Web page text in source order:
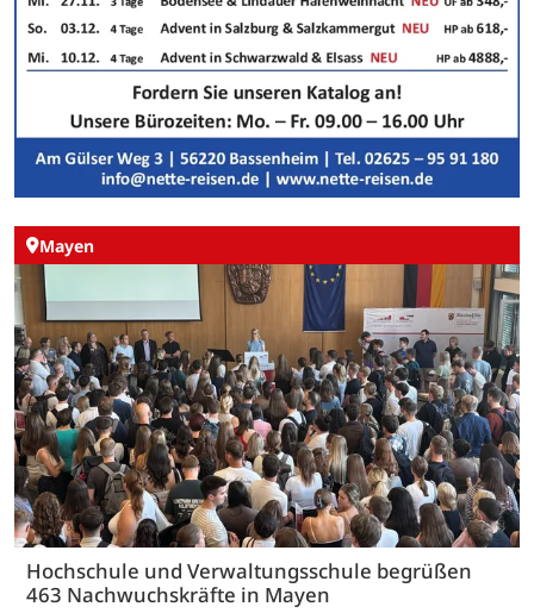
Mayen
Hochschule und Verwaltungsschule begrüßen
463 Nachwuchskräfte in Mayen